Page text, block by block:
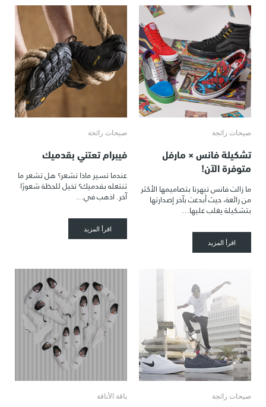
صيحات رائجة
تشكيلة فانس × مارفل
متوفرة الآن!
ما زالت فانس تبهرنا بتصاميمها الأكثر
من رائعة، حيث أبدعت بآخر إصدارتها
بتشكيلة يغلب عليها…
اقرأ المزيد
صيحات رائجة
فيبرام تعتني بقدميك
عندما تسير ماذا تشعر؟ هل تشعر ما
تنتعله بقدميك؟ تخيل للحظة شعورًا
آخر. اذهب في…
اقرأ المزيد
صيحات رائجة باقة الأناقة